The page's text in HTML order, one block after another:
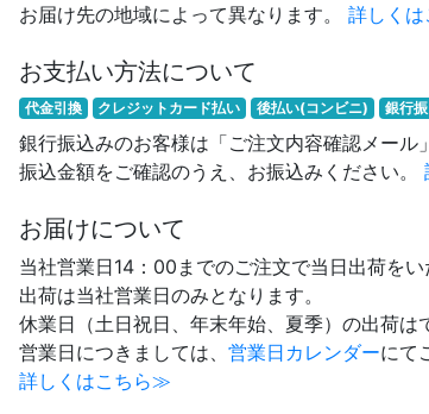
お届け先の地域によって異なります。
詳しく
お支払い方法について
代金引換 クレジットカード払い 後払い(コンビニ) 銀行
銀行振込みのお客様は 「ご注文内容確認メール
振込金額をご確認のうえ、お振込みください。
お届けについて
当社営業日14：00までのご注文で当日出荷をい
出荷は当社営業日のみとなります。
休業日（土日祝日、年末年始、夏季）の出荷は
営業日につきましては、 営業日カレンダーにて
詳しくはこちら≫